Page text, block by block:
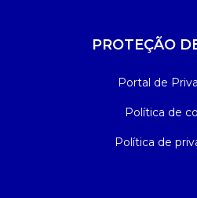
PROTEÇÃO
Portal de
Política de
Política de